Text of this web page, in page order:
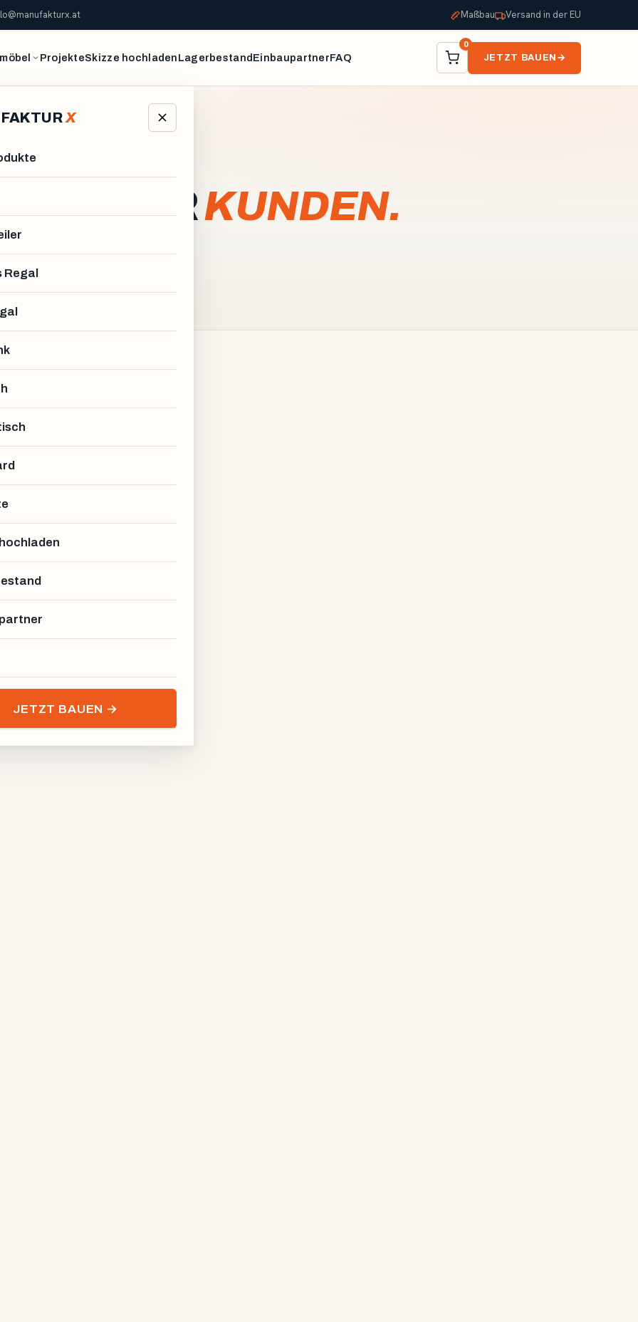
Maßbau Versand in der EU
ProjekteSkizze hochladenLagerbestandEinbaupartnerFAQ
0
JETZT BAUEN →
X
Regal
JETZT BAUEN →
KUNDEN.
und Wohnstil einfügen.